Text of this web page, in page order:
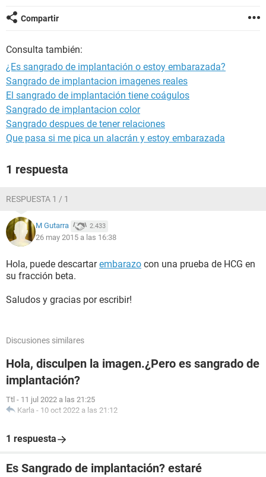
Compartir
Consulta también:
¿Es sangrado de implantación o estoy embarazada?
Sangrado de implantacion imagenes reales
El sangrado de implantación tiene coágulos
Sangrado de implantacion color
Sangrado despues de tener relaciones
Que pasa si me pica un alacrán y estoy embarazada
1 respuesta
RESPUESTA 1 / 1
M Gutarra 2.433
26 may 2015 a las 16:38
Hola, puede descartarembarazo con una prueba de HCG en
su fracción beta.
Saludos y gracias por escribir!
Discusiones similares
Hola, disculpen la imagen.¿Pero es sangrado de
implantación?
Ttl - 11 jul 2022 a las 21:25
Karla - 10 oct 2022 a las 21:12
1 respuesta
Es Sangrado de implantación? estaré